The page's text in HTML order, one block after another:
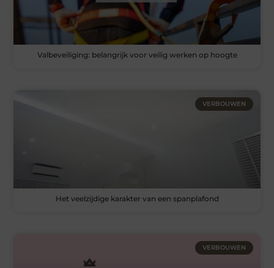
Valbeveiliging: belangrijk voor veilig werken op hoogte
VERBOUWEN
Het veelzijdige karakter van een spanplafond
VERBOUWEN